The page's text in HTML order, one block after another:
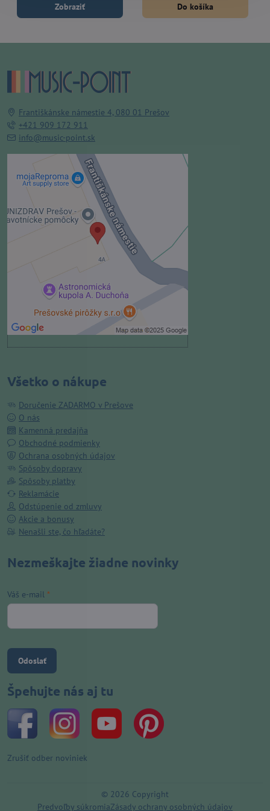
Zobraziť Do košíka
Františkánske námestie 4, 080 01 Prešov
+421 909 172 911
info@music-point.sk
Externý obsah je blokovaný
Voľbami súkromia
Prajete si načítať externý obsah?
Povoliť tentokrát
Povoliť a zapamätať - súhlas s
druhom cookie: Funkčné
Otvoriť obsah v novom okne
Všetko o nákupe
Doručenie ZADARMO v Prešove
O nás
Kamenná predajňa
Obchodné podmienky
Ochrana osobných údajov
Spôsoby dopravy
Spôsoby platby
Reklamácie
Odstúpenie od zmluvy
Akcie a bonusy
Nenašli ste, čo hľadáte?
Nezmeškajte žiadne novinky
Váš e-mail *
Odoslať
Špehujte nás aj tu
Zrušiť odber noviniek
© 2026 Copyright
Predvoľby súkromiaZásady ochrany osobných údajov